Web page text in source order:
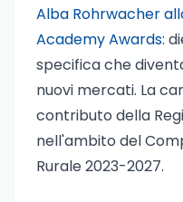
Alba Rohrwacher
Academy Awards:
specifica che
nuovi mercati. La
contributo della
nell'ambito del
Rurale 2023-2027.